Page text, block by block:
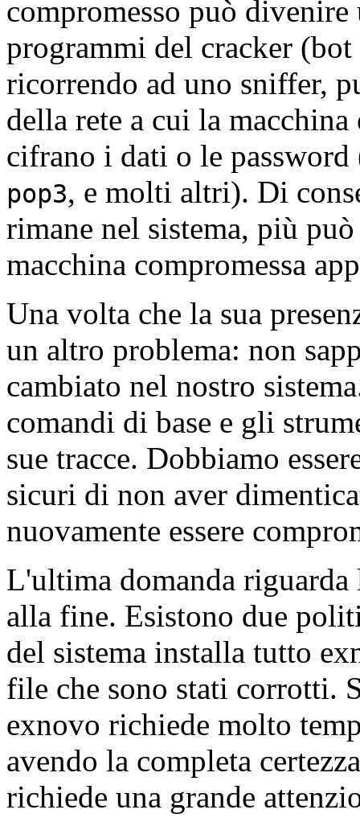
compromesso può
programmi del cracker
ricorrendo ad uno sniffer,
della rete a cui la
cifrano i dati o le
pop3, e molti altri). Di
rimane nel sistema, più
macchina compromessa
Una volta che la sua
un altro problema: non
cambiato nel nostro
comandi di base e gli
sue tracce. Dobbiamo
sicuri di non aver
nuovamente essere
L'ultima domanda riguarda
alla fine. Esistono due
del sistema installa tutto
file che sono stati corrotti.
exnovo richiede molto
avendo la completa
richiede una grande